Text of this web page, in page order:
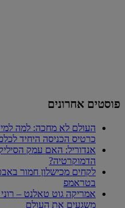
פוסטים אחרונים
כרטיס הכניסה היחיד
אנדוריל: האם עמק
הדמוקרטיה?
לקחים מכישלון חמור
בטראמפ
משגעים את העולם